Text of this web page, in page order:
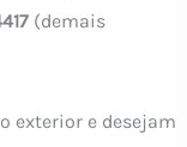
(demais
exterior e desejam